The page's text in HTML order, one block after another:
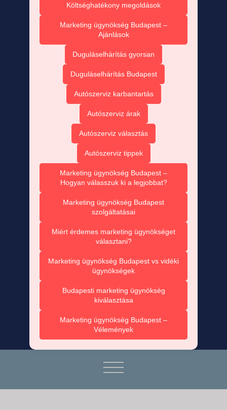
Költséghatékony megoldások
Marketing ügynökség Budapest –
Ajánlások
Duguláselhárítás gyorsan
Duguláselhárítás Budapest
Autószerviz karbantartás
Autószerviz árak
Autószerviz választás
Autószerviz tippek
Marketing ügynökség Budapest –
Hogyan válasszuk ki a legjobbat?
Marketing ügynökség Budapest
szolgáltatásai
Miért érdemes marketing ügynökséget
választani?
Marketing ügynökség Budapest vs vidéki
ügynökségek
Budapesti marketing ügynökség
kiválasztása
Marketing ügynökség Budapest –
Vélemények